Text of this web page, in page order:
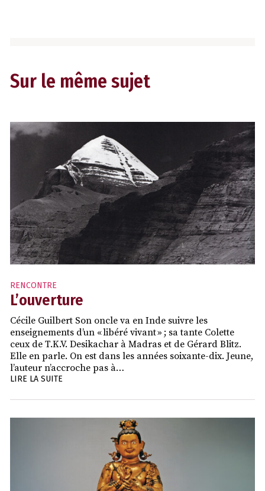
Sur le même sujet
RENCONTRE
L’ouverture
Cécile Guilbert Son oncle va en Inde suivre les
enseignements d’un « libéré vivant » ; sa tante Colette
ceux de T.K.V. Desikachar à Madras et de Gérard Blitz.
Elle en parle. On est dans les années soixante-dix. Jeune,
l’auteur n’accroche pas à…
LIRE LA SUITE